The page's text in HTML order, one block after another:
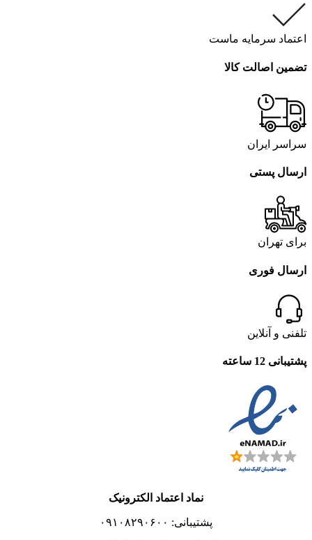
اعتماد سرمایه ماست
تضمین اصالت کالا
سراسر ایران
ارسال پستی
برای تهران
ارسال فوری
تلفنی و آنلاین
پشتیبانی 12 ساعته
نماد اعتماد الکترونیک
پشتیبانی: ۰۹۱۰۸۲۹۰۶۰۰